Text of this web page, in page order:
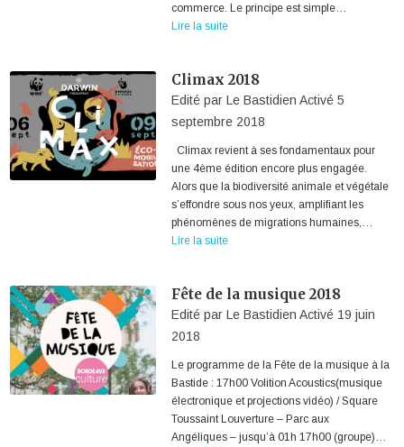
commerce. Le principe est simple…
Lire la suite
Climax 2018
Edité par Le Bastidien Activé 5
septembre 2018
Climax revient à ses fondamentaux pour
une 4ème édition encore plus engagée.
Alors que la biodiversité animale et végétale
s’effondre sous nos yeux, amplifiant les
phénomènes de migrations humaines,…
Lire la suite
Fête de la musique 2018
Edité par Le Bastidien Activé 19 juin
2018
Le programme de la Fête de la musique à la
Bastide : 17h00 Volition Acoustics(musique
électronique et projections vidéo) / Square
Toussaint Louverture – Parc aux
Angéliques – jusqu’à 01h 17h00 (groupe)…